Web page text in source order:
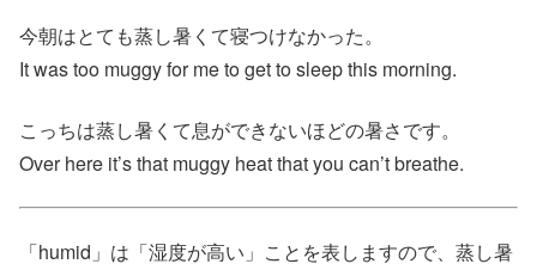
今朝はとても蒸し暑くて寝つけなかった。
It was too muggy for me to get to sleep this morning.
こっちは蒸し暑くて息ができないほどの暑さです。
Over here it’s that muggy heat that you can’t breathe.
「humid」は「湿度が高い」ことを表しますので、蒸し暑